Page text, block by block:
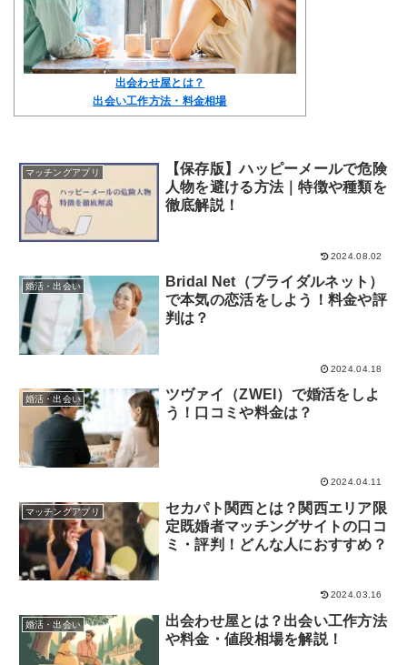
出会わせ屋とは？
出会い工作方法・料金相場
マッチングアプリ
【保存版】ハッピーメールで危険
人物を避ける方法｜特徴や種類を
徹底解説！
2024.08.02
婚活・出会い
Bridal Net（ブライダルネット）
で本気の恋活をしよう！料金や評
判は？
2024.04.18
婚活・出会い
ツヴァイ（ZWEI）で婚活をしよ
う！口コミや料金は？
2024.04.11
マッチングアプリ
セカパト関西とは？関西エリア限
定既婚者マッチングサイトの口コ
ミ・評判！どんな人におすすめ？
2024.03.16
婚活・出会い
出会わせ屋とは？出会い工作方法
や料金・値段相場を解説！